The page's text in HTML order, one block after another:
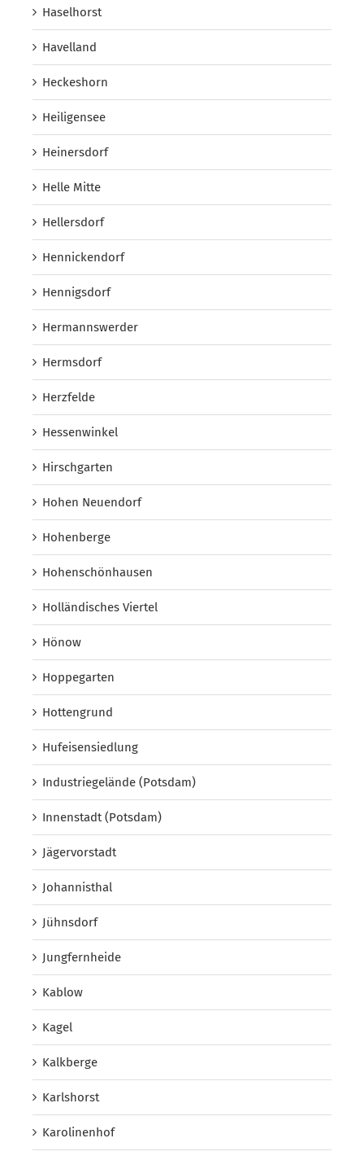
Haselhorst
Havelland
Heckeshorn
Heiligensee
Heinersdorf
Helle Mitte
Hellersdorf
Hennickendorf
Hennigsdorf
Hermannswerder
Hermsdorf
Herzfelde
Hessenwinkel
Hirschgarten
Hohen Neuendorf
Hohenberge
Hohenschönhausen
Holländisches Viertel
Hönow
Hoppegarten
Hottengrund
Hufeisensiedlung
Industriegelände (Potsdam)
Innenstadt (Potsdam)
Jägervorstadt
Johannisthal
Jühnsdorf
Jungfernheide
Kablow
Kagel
Kalkberge
Karlshorst
Karolinenhof